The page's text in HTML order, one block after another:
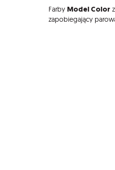
Farby Model Color
zapobiegający